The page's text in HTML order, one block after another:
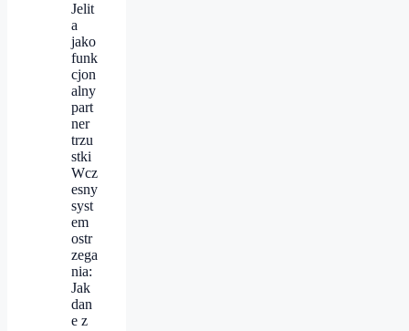
Jelit
a
jako
funk
cjon
alny
part
ner
trzu
stki
Wcz
esny
syst
em
ostr
zega
nia:
Jak
dan
e z